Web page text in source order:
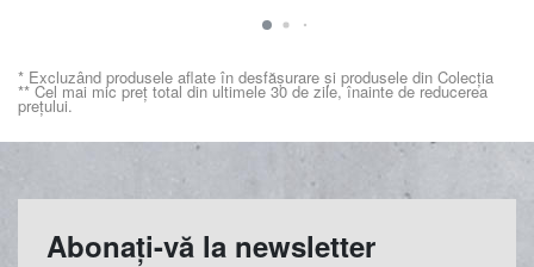
* Excluzând produsele aflate în desfășurare și produsele din Colecția
** Cel mai mic preț total din ultimele 30 de zile, înainte de reducerea
prețului.
Abonați-vă la newsletter